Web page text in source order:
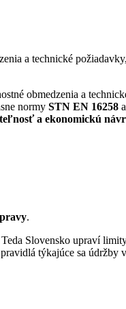
a technické
obmedzenia a
normy STN EN 16258 a
a ekonomickú
.
Slovensko upraví
týkajúce sa údržby